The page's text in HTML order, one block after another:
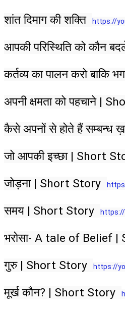
शांत दिमाग की शक्ति https://
आपकी परिस्थिति को कौन
कर्तव्य का पालन करो बाकि
अपनी क्षमता को पहचाने |
कैसे अपनों से होते हैं सम्बन्ध
जो आपकी इच्छा | Short
जोड़ना | Short Story
समय | Short Story
भरोसा- A tale of Belief
गुरु | Short Story https://
मूर्ख कौन? | Short Story